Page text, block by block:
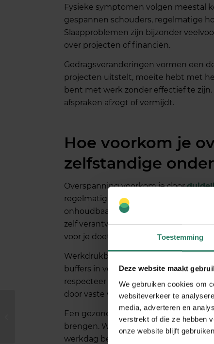
Toestemming
Deze website maakt
We gebruiken cookies om
websiteverkeer te
media, adverteren en
verstrekt of die ze hebben
onze website blijft gebruiken
Fysieke symptomen volgen meestal
gespannen schouders, regelmatige
Slaapproblemen zijn bijzonder
over projecten of financiën.
Gedragsveranderingen vormen een
projecten uitstelt, moeite hebt met
bent met werk zonder effectief te
afspraken afzegt of vermijdt.
Hoe voorkom je
zelfstandige
Overspanning voorkom je door
regelmatig pauzes in te plannen en
onhoudbaar maken. Effectieve
zelf verantwoordelijk bent voor het
voor je doet.
Werkdrukbeheer is essentieel voor
buffers in voor onverwachte zaken.
respecteer deze planning. Vermijd
door vaste werkuren te
Een gezonde werk-privébalans
brengen. Werk bij voorkeur niet
werkdag bewust af. Plan regelmatig
Hoe voorkom je een
burnout als ZZP’er?